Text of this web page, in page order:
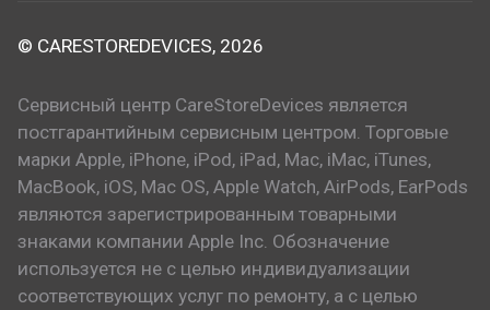
© CARESTOREDEVICES, 2026
Сервисный центр CareStoreDevices является
постгарантийным сервисным центром. Торговые
марки Apple, iPhone, iPod, iPad, Mac, iMac, iTunes,
MacBook, iOS, Mac OS, Apple Watch, AirPods, EarPods
являются зарегистрированным товарными
знаками компании Apple Inc. Обозначение
используется не с целью индивидуализации
соответствующих услуг по ремонту, а с целью